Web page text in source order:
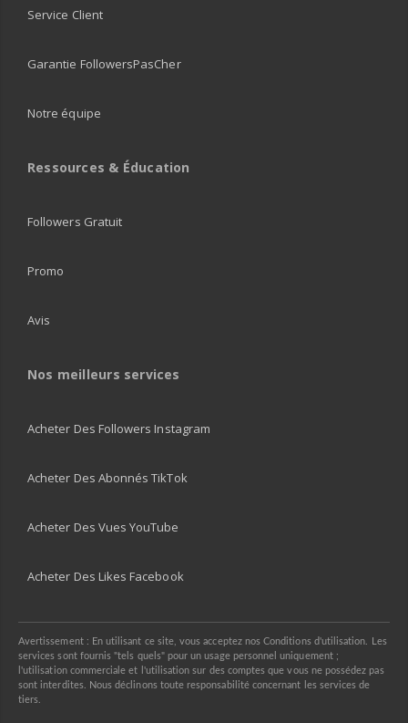
Service Client
Garantie FollowersPasCher
Notre équipe
Ressources & Éducation
Followers Gratuit
Promo
Avis
Nos meilleurs services
Acheter Des Followers Instagram
Acheter Des Abonnés TikTok
Acheter Des Vues YouTube
Acheter Des Likes Facebook
Avertissement : En utilisant ce site, vous acceptez nos Conditions d'utilisation. Les
services sont fournis "tels quels" pour un usage personnel uniquement ;
l'utilisation commerciale et l'utilisation sur des comptes que vous ne possédez pas
sont interdites. Nous déclinons toute responsabilité concernant les services de
tiers.